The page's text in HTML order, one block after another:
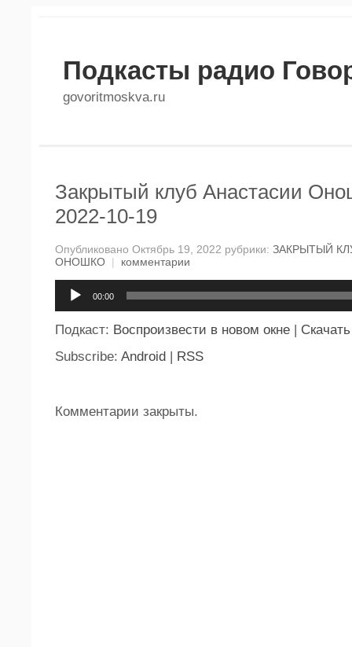
Подкасты радио
govoritmoskva.ru
Закрытый клуб Анастасии
2022-10-19
Опубликовано Октябрь 19, 2022 рубрики: ЗАКРЫТЫЙ
ОНОШКО | комментарии
00:00
Подкаст: Воспроизвести в новом окне | Скачать
Subscribe: Android | RSS
Комментарии закрыты.